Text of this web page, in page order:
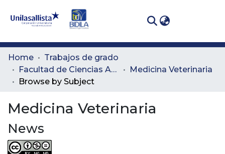
Communities
& Collections
All of DSpace
Home
Trabajos de grado
Facultad de Ciencias Administrativas y Agropecuarias
Medicina Veterinaria
Browse by Subject
Medicina Veterinaria
News